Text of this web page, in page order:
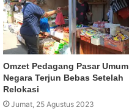
Omzet Pedagang Pasar Umum
Negara Terjun Bebas Setelah
Relokasi
Jumat, 25 Agustus 2023